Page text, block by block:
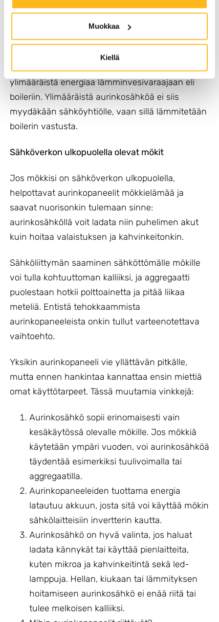
Muokkaa
Kiellä
Aurinkopaneelilla voi myös lämmittää vettä!
Sähköllä lämmitettävissä omakotitaloissa voidaan
myös varastoida aurinkosähköllä tuotettua
ylimääräistä energiaa lämminvesivaraajaan eli
boileriin. Ylimääräistä aurinkosähköä ei siis
myydäkään sähköyhtiölle, vaan sillä lämmitetään
boilerin vastusta.
Sähköverkon ulkopuolella olevat mökit
Jos mökkisi on sähköverkon ulkopuolella,
helpottavat aurinkopaneelit mökkielämää ja
saavat nuorisonkin tulemaan sinne:
aurinkosähköllä voit ladata niin puhelimen akut
kuin hoitaa valaistuksen ja kahvinkeitonkin.
Sähköliittymän saaminen sähköttömälle mökille
voi tulla kohtuuttoman kalliiksi, ja aggregaatti
puolestaan hotkii polttoainetta ja pitää liikaa
meteliä. Entistä tehokkaammista
aurinkopaneeleista onkin tullut varteenotettava
vaihtoehto.
Yksikin aurinkopaneeli vie yllättävän pitkälle,
mutta ennen hankintaa kannattaa ensin miettiä
omat käyttötarpeet. Tässä muutamia vinkkejä:
Aurinkosähkö sopii erinomaisesti vain
kesäkäytössä olevalle mökille. Jos mökkiä
käytetään ympäri vuoden, voi aurinkosähköä
täydentää esimerkiksi tuulivoimalla tai
aggregaatilla.
Aurinkopaneeleiden tuottama energia
latautuu akkuun, josta sitä voi käyttää mökin
sähkölaitteisiin invertterin kautta.
Aurinkosähkö on hyvä valinta, jos haluat
ladata kännykät tai käyttää pienlaitteita,
kuten mikroa ja kahvinkeitintä sekä led-
lamppuja. Hellan, kiukaan tai lämmityksen
hoitamiseen aurinkosähkö ei enää riitä tai
tulee melkoisen kalliiksi.